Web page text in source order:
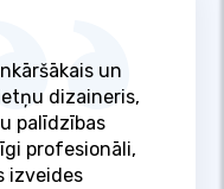
un
dizaineris,
palīdzības
profesionāli,
izveides